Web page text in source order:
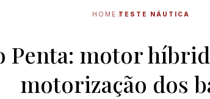
HOME TESTE NÁUTICA
Penta: motor
motorização dos